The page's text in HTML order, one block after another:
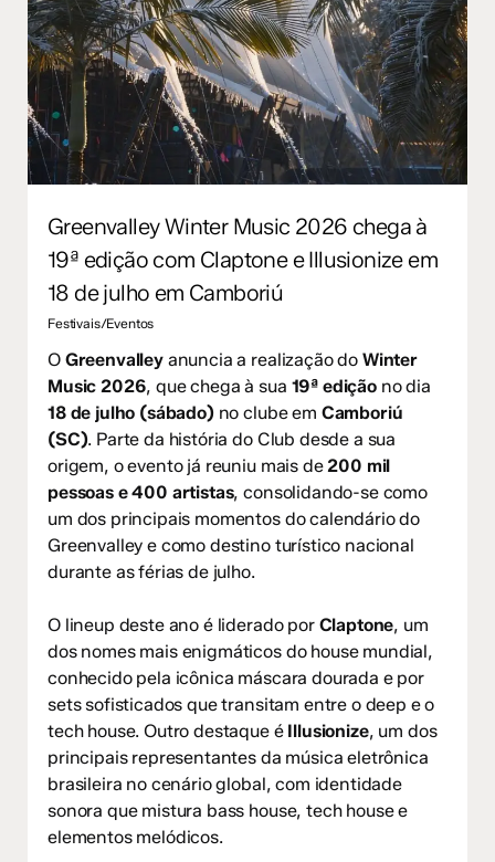
Greenvalley Winter Music 2026 chega à
19ª edição com Claptone e Illusionize em
18 de julho em Camboriú
Festivais/Eventos
O Greenvalleyanuncia a realização do Winter
Music 2026, que chega à sua 19ª ediçãono dia
18 de julho (sábado)no clube em Camboriú
(SC). Parte da história do Club desde a sua
origem, o evento já reuniu mais de 200 mil
pessoas e 400 artistas, consolidando-se como
um dos principais momentos do calendário do
Greenvalley e como destino turístico nacional
durante as férias de julho.
O lineup deste ano é liderado por Claptone, um
dos nomes mais enigmáticos do house mundial,
conhecido pela icônica máscara dourada e por
sets sofisticados que transitam entre o deep e o
tech house. Outro destaque é Illusionize, um dos
principais representantes da música eletrônica
brasileira no cenário global, com identidade
sonora que mistura bass house, tech house e
elementos melódicos.